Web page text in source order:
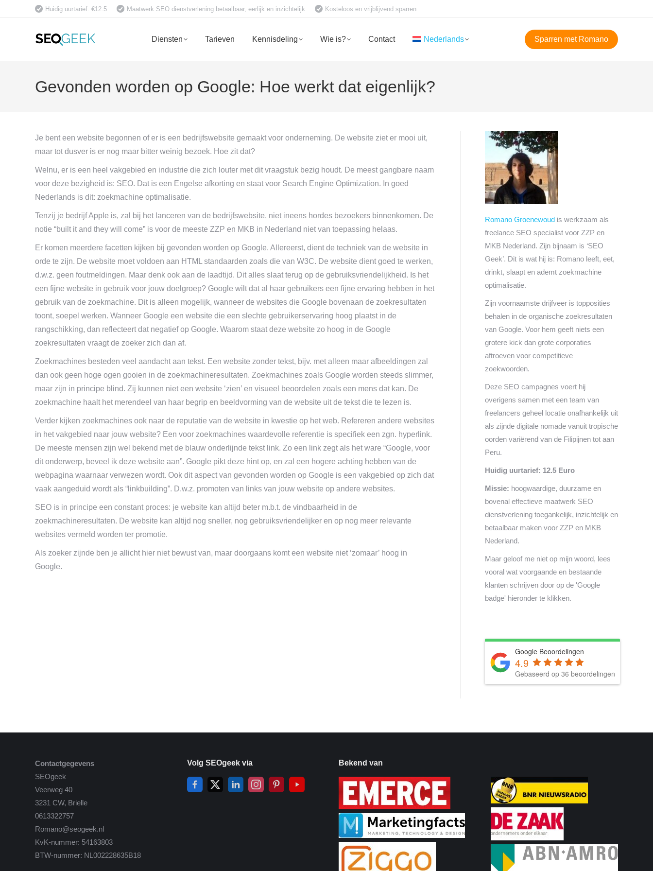
Huidig uurtarief: €12.5 Maatwerk SEO dienstverlening betaalbaar, eerlijk en inzichtelijk Kosteloos en vrijblijvend sparren
Diensten Tarieven Kennisdeling Wie is? Contact Nederlands Sparren met Romano
Gevonden worden op Google: Hoe werkt dat eigenlijk?
Je bent een website begonnen of er is een bedrijfswebsite gemaakt voor onderneming. De website ziet er mooi uit,
maar tot dusver is er nog maar bitter weinig bezoek. Hoe zit dat?
Welnu, er is een heel vakgebied en industrie die zich louter met dit vraagstuk bezig houdt. De meest gangbare naam
voor deze bezigheid is: SEO. Dat is een Engelse afkorting en staat voor Search Engine Optimization. In goed
Nederlands is dit: zoekmachine optimalisatie.
Tenzij je bedrijf Apple is, zal bij het lanceren van de bedrijfswebsite, niet ineens hordes bezoekers binnenkomen. De
notie “built it and they will come” is voor de meeste ZZP en MKB in Nederland niet van toepassing helaas.
Er komen meerdere facetten kijken bij gevonden worden op Google. Allereerst, dient de techniek van de website in
orde te zijn. De website moet voldoen aan HTML standaarden zoals die van W3C. De website dient goed te werken,
d.w.z. geen foutmeldingen. Maar denk ook aan de laadtijd. Dit alles slaat terug op de gebruiksvriendelijkheid. Is het
een fijne website in gebruik voor jouw doelgroep? Google wilt dat al haar gebruikers een fijne ervaring hebben in het
gebruik van de zoekmachine. Dit is alleen mogelijk, wanneer de websites die Google bovenaan de zoekresultaten
toont, soepel werken. Wanneer Google een website die een slechte gebruikerservaring hoog plaatst in de
rangschikking, dan reflecteert dat negatief op Google. Waarom staat deze website zo hoog in de Google
zoekresultaten vraagt de zoeker zich dan af.
Zoekmachines besteden veel aandacht aan tekst. Een website zonder tekst, bijv. met alleen maar afbeeldingen zal
dan ook geen hoge ogen gooien in de zoekmachineresultaten. Zoekmachines zoals Google worden steeds slimmer,
maar zijn in principe blind. Zij kunnen niet een website ‘zien’ en visueel beoordelen zoals een mens dat kan. De
zoekmachine haalt het merendeel van haar begrip en beeldvorming van de website uit de tekst die te lezen is.
Verder kijken zoekmachines ook naar de reputatie van de website in kwestie op het web. Refereren andere websites
in het vakgebied naar jouw website? Een voor zoekmachines waardevolle referentie is specifiek een zgn. hyperlink.
De meeste mensen zijn wel bekend met de blauw onderlijnde tekst link. Zo een link zegt als het ware “Google, voor
dit onderwerp, beveel ik deze website aan”. Google pikt deze hint op, en zal een hogere achting hebben van de
webpagina waarnaar verwezen wordt. Ook dit aspect van gevonden worden op Google is een vakgebied op zich dat
vaak aangeduid wordt als “linkbuilding”. D.w.z. promoten van links van jouw website op andere websites.
SEO is in principe een constant proces: je website kan altijd beter m.b.t. de vindbaarheid in de
zoekmachineresultaten. De website kan altijd nog sneller, nog gebruiksvriendelijker en op nog meer relevante
websites vermeld worden ter promotie.
Als zoeker zijnde ben je allicht hier niet bewust van, maar doorgaans komt een website niet ‘zomaar’ hoog in
Google.
Romano Groenewoud is werkzaam als
freelance SEO specialist voor ZZP en
MKB Nederland. Zijn bijnaam is ‘SEO
Geek’. Dit is wat hij is: Romano leeft, eet,
drinkt, slaapt en ademt zoekmachine
optimalisatie.
Zijn voornaamste drijfveer is topposities
behalen in de organische zoekresultaten
van Google. Voor hem geeft niets een
grotere kick dan grote corporaties
aftroeven voor competitieve
zoekwoorden.
Deze SEO campagnes voert hij
overigens samen met een team van
freelancers geheel locatie onafhankelijk uit
als zijnde digitale nomade vanuit tropische
oorden variërend van de Filipijnen tot aan
Peru.
Huidig uurtarief: 12.5 Euro
Missie: hoogwaardige, duurzame en
bovenal effectieve maatwerk SEO
dienstverlening toegankelijk, inzichtelijk en
betaalbaar maken voor ZZP en MKB
Nederland.
Maar geloof me niet op mijn woord, lees
vooral wat voorgaande en bestaande
klanten schrijven door op de 'Google
badge' hieronder te klikken.
Google Beoordelingen
4.9
Gebaseerd op 36 beoordelingen
Contactgegevens
SEOgeek
Veerweg 40
3231 CW, Brielle
0613322757
Romano@seogeek.nl
KvK-nummer: 54163803
BTW-nummer: NL002228635B18
Volg SEOgeek via Bekend van